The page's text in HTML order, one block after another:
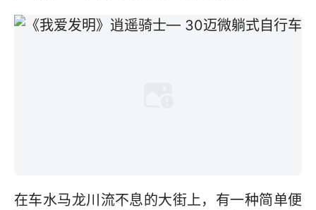
在车水马龙川流不息的大街上，有一种简单便